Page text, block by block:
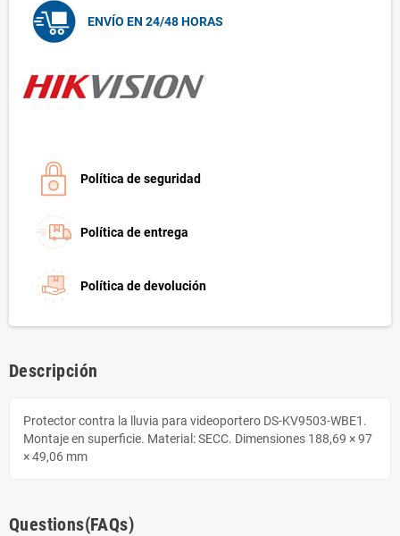
ENVÍO EN 24/48 HORAS
Política de seguridad
Política de entrega
Política de devolución
Descripción
Protector contra la lluvia para videoportero DS-KV9503-WBE1.
Montaje en superficie. Material: SECC. Dimensiones 188,69 × 97
× 49,06 mm
Questions(FAQs)